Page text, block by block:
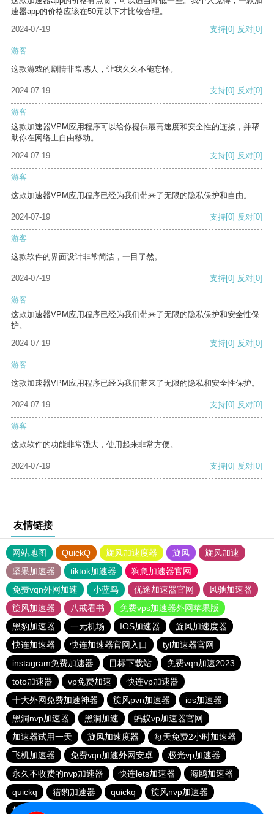
速器app的价格应该在50元以下才比较合理。
2024-07-19
支持[0] 反对[0]
游客
这款游戏的剧情非常感人，让我久久不能忘怀。
2024-07-19 支持[0] 反对[0]
游客
这款加速器VPM应用程序可以给你提供最高速度和安全性的连接，并帮
助你在网络上自由移动。
2024-07-19
支持[0] 反对[0]
游客
这款加速器VPM应用程序已经为我们带来了无限的隐私保护和自由。
2024-07-19 支持[0] 反对[0]
游客
这款软件的界面设计非常简洁，一目了然。
2024-07-19 支持[0] 反对[0]
游客
这款加速器VPM应用程序已经为我们带来了无限的隐私保护和安全性保
护。
2024-07-19
支持[0] 反对[0]
游客
这款加速器VPM应用程序已经为我们带来了无限的隐私和安全性保护。
2024-07-19 支持[0] 反对[0]
游客
这款软件的功能非常强大，使用起来非常方便。
2024-07-19 支持[0] 反对[0]
友情链接
网站地图 QuickQ 旋风加速度器 旋风
旋风加速
坚果加速器
tiktok加速器
狗急加速器官网
免费vqn外网加速
小蓝鸟 优途加速器官网
风驰加速器
旋风加速器
八戒看书
免费vps加速器外网苹果版
黑豹加速器
一元机场 IOS加速器
旋风加速度器
快连加速器
快连加速器官网入口
tyl加速器官网
instagram免费加速器
目标下载站
免费vqn加速2023
toto加速器
vp免费加速
快连vp加速器
十大外网免费加速神器
旋风pvn加速器
ios加速器
黑洞nvp加速器
黑洞加速
蚂蚁vp加速器官网
加速器试用一天
旋风加速度器
每天免费2小时加速器
飞机加速器
免费vqn加速外网安卓
极光vp加速器
永久不收费的nvp加速器
快连lets加速器
海鸥加速器
quickq
猎豹加速器 quickq
旋风nvp加速器
极光vqn官网